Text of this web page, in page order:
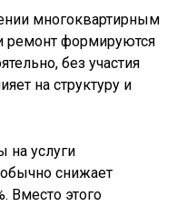
многоквартирным
ремонт формируются
без участия
на структуру и
на услуги
снижает
Вместо этого